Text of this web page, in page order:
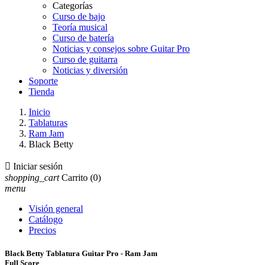
Categorías
Curso de bajo
Teoría musical
Curso de batería
Noticias y consejos sobre Guitar Pro
Curso de guitarra
Noticias y diversión
Soporte
Tienda
Inicio
Tablaturas
Ram Jam
Black Betty
 Iniciar sesión
shopping_cart Carrito (0)
menu
Visión general
Catálogo
Precios
Black Betty Tablatura Guitar Pro - Ram Jam
Full Score